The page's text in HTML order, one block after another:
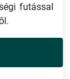
futással